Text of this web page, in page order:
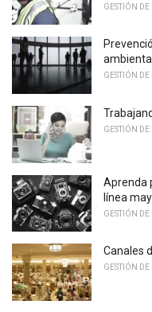
GESTIÓN
ambiental
GESTIÓN
GESTIÓN
Aprenda
línea
GESTIÓN
Canales
GESTIÓN